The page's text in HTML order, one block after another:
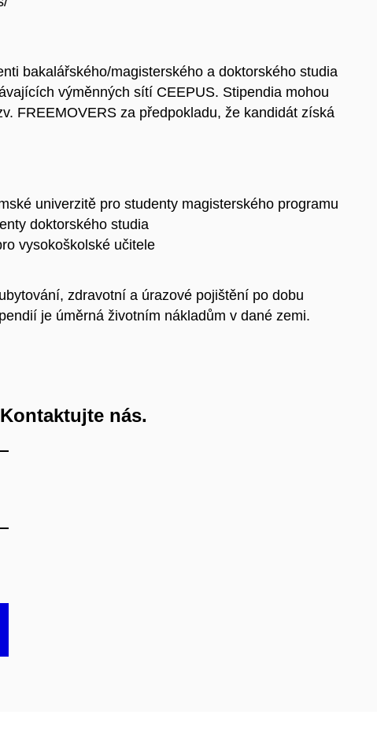
bakalářského/magisterského a doktorského studia
výměnných sítí CEEPUS. Stipendia mohou
FREEMOVERS za předpokladu, že kandidát získá
univerzitě pro studenty magisterského programu
doktorského studia
vysokoškolské učitele
zdravotní a úrazové pojištění po dobu
je úměrná životním nákladům v dané zemi.
nás.